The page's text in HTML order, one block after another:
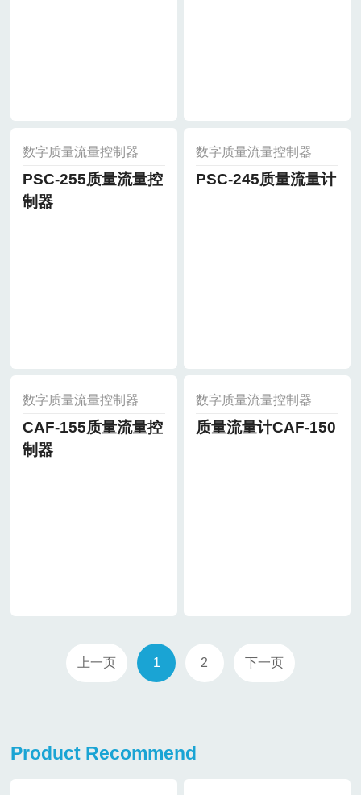
数字质量流量控制器
PSC-255质量流量控
制器
数字质量流量控制器
PSC-245质量流量计
数字质量流量控制器
CAF-155质量流量控
制器
数字质量流量控制器
质量流量计CAF-150
上一页 1 2 下一页
Product Recommend